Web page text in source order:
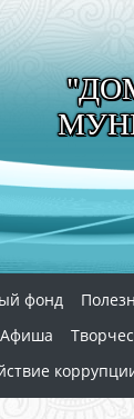
фонд
Афиша